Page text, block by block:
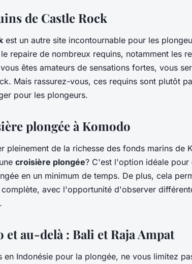
de Castle Rock
est un autre site incontournable pour les
repaire de nombreux requins, notamment les
êtes amateurs de sensations fortes, vous
Mais rassurez-vous, ces requins sont plutôt
pour les plongeurs.
plongée à Komodo
pleinement de la richesse des fonds marins de
croisière plongée? C'est l'option idéale
en un minimum de temps. De plus, cela
avec l'opportunité d'observer
et au-delà : Bali et Raja Ampat
en Indonésie pour la plongée, ne vous limitez